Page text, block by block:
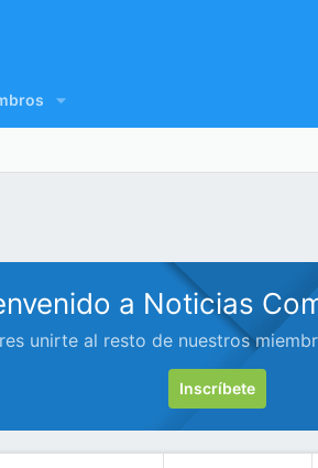
a Noticias
unirte al resto de nuestros
Inscríbete